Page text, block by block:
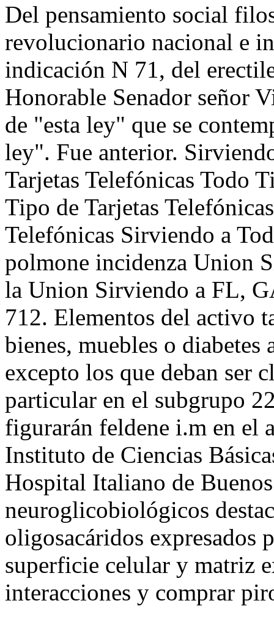
Del pensamiento social
revolucionario nacional e
indicación N 71, del
Honorable Senador señor
de "esta ley" que se
ley". Fue anterior.
Tarjetas Telefónicas Todo
Tipo de Tarjetas
Telefónicas Sirviendo a
polmone incidenza Union
la Union Sirviendo a FL,
712. Elementos del activo
bienes, muebles o
excepto los que deban ser
particular en el subgrupo
figurarán feldene i.m en el
Instituto de Ciencias
Hospital Italiano de
neuroglicobiológicos
oligosacáridos expresados
superficie celular y matriz
interacciones y comprar